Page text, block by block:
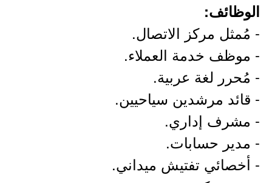
الوظائف:
- مُمثل مركز الاتصال.
- موظف خدمة العملاء.
- مُحرر لغة عربية.
- قائد مرشدين سياحيين.
- مشرف إداري.
- مدير حسابات.
- أخصائي تفتيش ميداني.